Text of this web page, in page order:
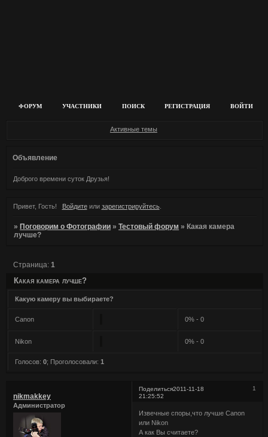
ФОРУМ УЧАСТНИКИ ПОИСК РЕГИСТРАЦИЯ ВОЙТИ
Активные темы
Объявление
Доброго времени суток Друзья!
Привет, Гость! Войдитеили зарегистрируйтесь.
» Поговорим о Фотографии »Тестовый форум » Какая камера
лучше?
Какая камера лучше?
Страница:1
Какую камеру вы выбираете?
Canon 0% - 0
Nikon 0% - 0
Голосов:0; Проголосовали:1
Поделиться 1
2011-11-18
21:25:52
nikmakkey
Администратор
Извечные споры,что лучше Canon
или Nikon
А как Вы считаете?